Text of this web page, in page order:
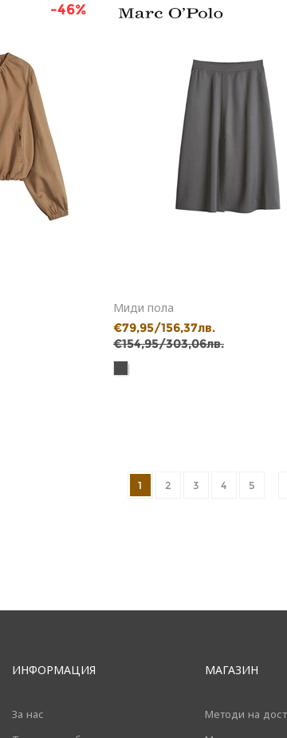
-46%
Миди пола
€79,95/156,37лв.
€154,95/303,06лв.
1 2 3 4 5
ИНФОРМАЦИЯ
За нас
МАГАЗИН
Методи на